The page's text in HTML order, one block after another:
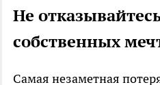
Не
собственных
Самая незаметная